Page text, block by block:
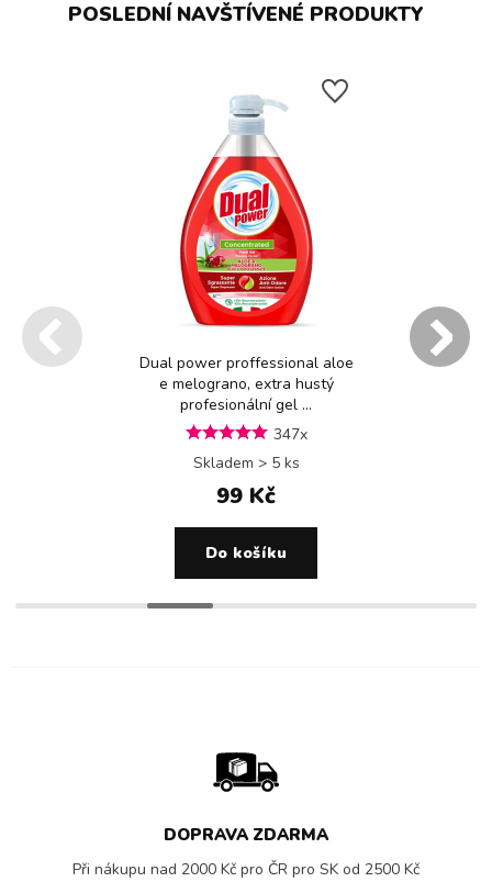
POSLEDNÍ NAVŠTÍVENÉ PRODUKTY
Dual power proffessional aloe
e melograno, extra hustý
profesionální gel ...
347x
Skladem > 5 ks
99 Kč
Do košíku
DOPRAVA ZDARMA
Při nákupu nad 2000 Kč pro ČR pro SK od 2500 Kč